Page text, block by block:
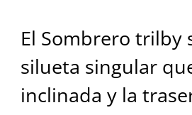
El Sombrero trilby
silueta singular
inclinada y la